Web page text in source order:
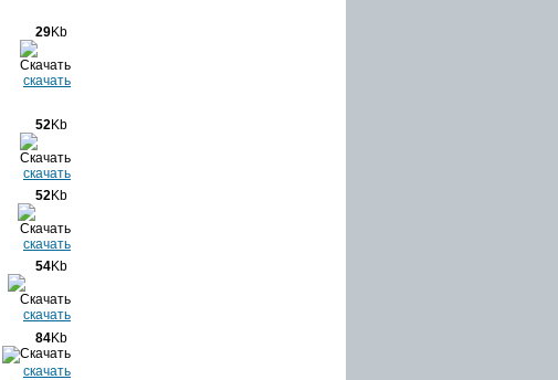
29Kb
скачать
52Kb
скачать
52Kb
скачать
54Kb
скачать
84Kb
скачать